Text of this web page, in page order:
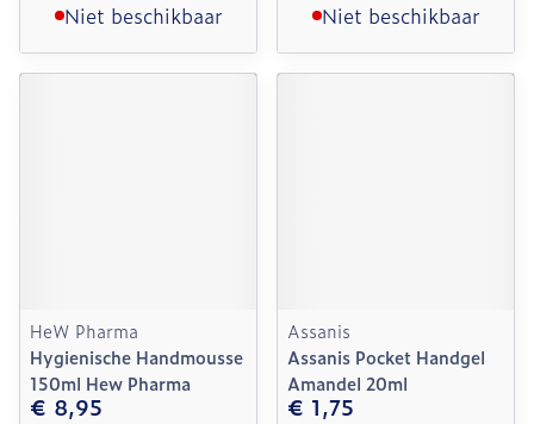
Niet beschikbaar Niet beschikbaar
HeW Pharma
Hygienische Handmousse
150ml Hew Pharma
€ 8,95
Assanis
Assanis Pocket Handgel
Amandel 20ml
€ 1,75